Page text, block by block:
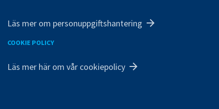
Läs mer om personuppgiftshantering
COOKIE POLICY
Läs mer här om vår cookiepolicy